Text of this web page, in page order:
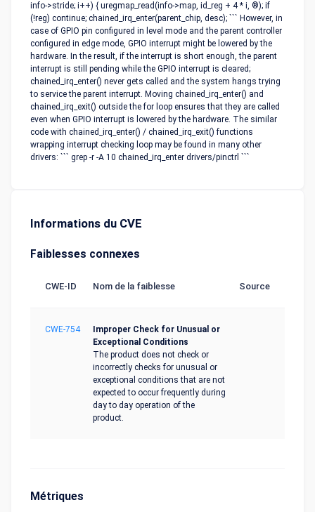
info->stride; i++) { uregmap_read(info->map, id_reg + 4 * i, ®); if
(!reg) continue; chained_irq_enter(parent_chip, desc); ``` However, in
case of GPIO pin configured in level mode and the parent controller
configured in edge mode, GPIO interrupt might be lowered by the
hardware. In the result, if the interrupt is short enough, the parent
interrupt is still pending while the GPIO interrupt is cleared;
chained_irq_enter() never gets called and the system hangs trying
to service the parent interrupt. Moving chained_irq_enter() and
chained_irq_exit() outside the for loop ensures that they are called
even when GPIO interrupt is lowered by the hardware. The similar
code with chained_irq_enter() / chained_irq_exit() functions
wrapping interrupt checking loop may be found in many other
drivers: ``` grep -r -A 10 chained_irq_enter drivers/pinctrl ```
Informations du CVE
Faiblesses connexes
CWE-ID Nom de la faiblesse Source
CWE-754
Improper Check for Unusual or
Exceptional Conditions
The product does not check or
incorrectly checks for unusual or
exceptional conditions that are not
expected to occur frequently during
day to day operation of the
product.
Métriques